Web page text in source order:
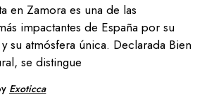
en Zamora es una de las
impactantes de España por su
su atmósfera única. Declarada Bien
se distingue
Exoticca